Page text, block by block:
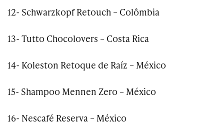
12- Schwarzkopf Retouch – Colômbia
13- Tutto Chocolovers – Costa Rica
14- Koleston Retoque de Raíz – México
15- Shampoo Mennen Zero – México
16- Nescafé Reserva – México